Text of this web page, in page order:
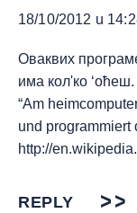
18/10/2012 u
Оваквих
има кол'ко ‘оћеш.
“Am
und programmiert
http://
REPLY